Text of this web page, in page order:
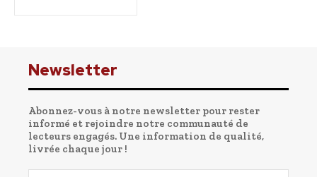
Newsletter
Abonnez-vous à notre newsletter pour rester
informé et rejoindre notre communauté de
lecteurs engagés. Une information de qualité,
livrée chaque jour !